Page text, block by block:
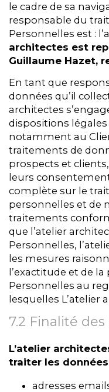
le cadre de sa
responsable du
Personnelles est :
architectes est
Guillaume Hazet,
En tant que
données qu’il
architectes
dispositions
notamment au
traitements de
prospects et
leurs
complète sur le
personnelles et de
traitements
que l’atelier
Personnelles,
les mesures
l’exactitude et de
Personnelles au
lesquelles L’atelier
7.2 Finalité
L’atelier
traiter les
adresses